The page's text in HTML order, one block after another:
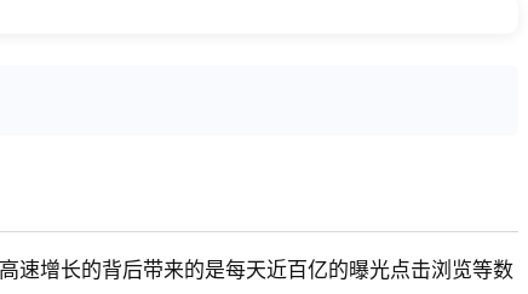
速增长的背后带来的是每天近百亿的曝光点击浏览等数